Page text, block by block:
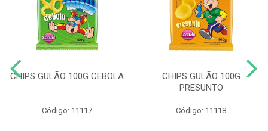
CHIPS GULÃO 100G CEBOLA
Código: 11117
CHIPS GULÃO 100G
PRESUNTO
Código: 11118